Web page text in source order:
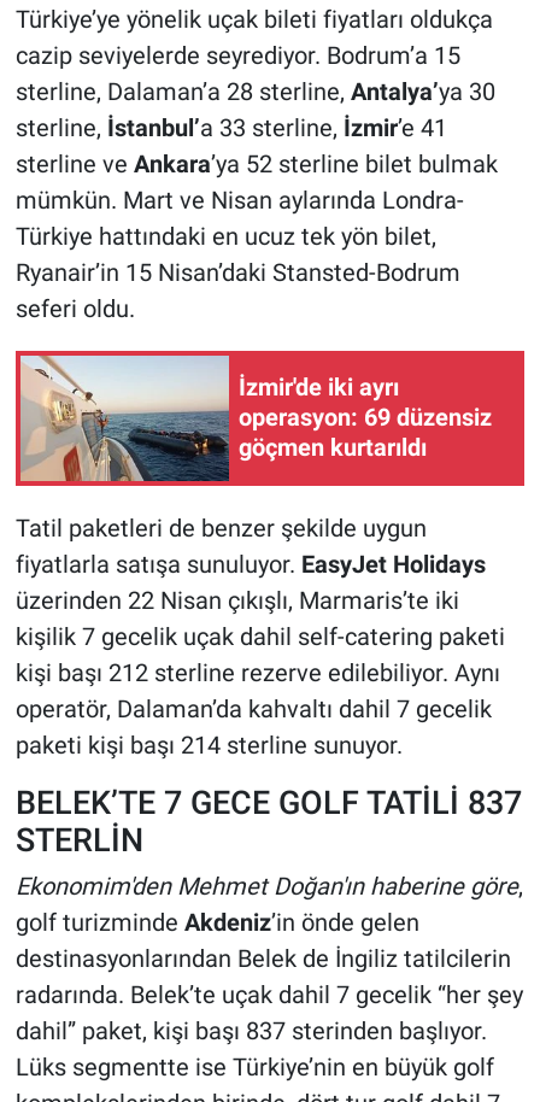
Türkiye’ye yönelik uçak bileti fiyatları oldukça
cazip seviyelerde seyrediyor. Bodrum’a 15
sterline, Dalaman’a 28 sterline, Antalya’ya 30
sterline, İstanbul’a 33 sterline, İzmir’e 41
sterline ve Ankara’ya 52 sterline bilet bulmak
mümkün. Mart ve Nisan aylarında Londra-
Türkiye hattındaki en ucuz tek yön bilet,
Ryanair’in 15 Nisan’daki Stansted-Bodrum
seferi oldu.
İzmir'de iki ayrı
operasyon: 69 düzensiz
göçmen kurtarıldı
Tatil paketleri de benzer şekilde uygun
fiyatlarla satışa sunuluyor. EasyJet Holidays
üzerinden 22 Nisan çıkışlı, Marmaris’te iki
kişilik 7 gecelik uçak dahil self-catering paketi
kişi başı 212 sterline rezerve edilebiliyor. Aynı
operatör, Dalaman’da kahvaltı dahil 7 gecelik
paketi kişi başı 214 sterline sunuyor.
BELEK’TE 7 GECE GOLF TATİLİ 837
STERLİN
Ekonomim'den Mehmet Doğan'ın haberine göre,
golf turizminde Akdeniz’in önde gelen
destinasyonlarından Belek de İngiliz tatilcilerin
radarında. Belek’te uçak dahil 7 gecelik “her şey
dahil” paket, kişi başı 837 sterinden başlıyor.
Lüks segmentte ise Türkiye’nin en büyük golf